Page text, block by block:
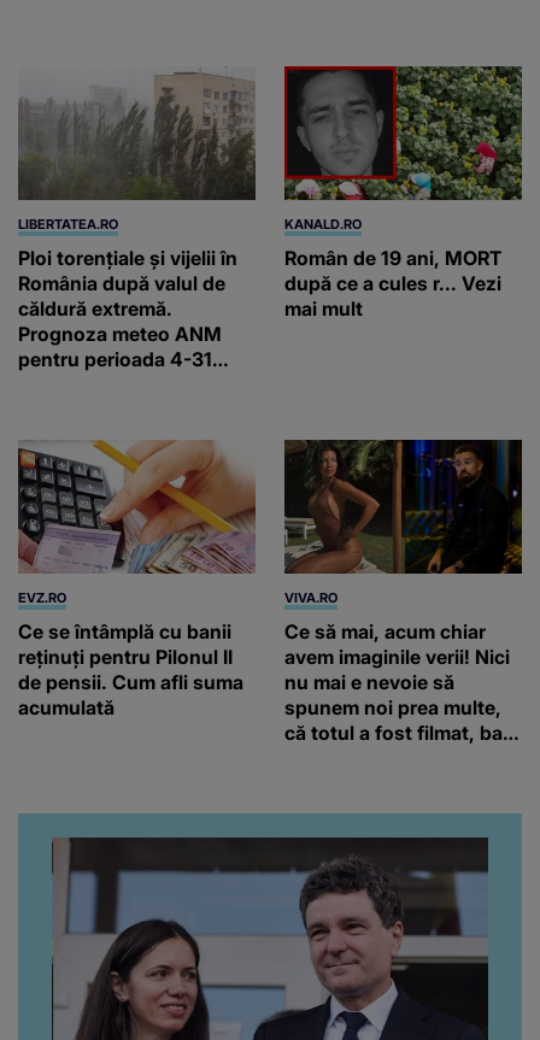
LIBERTATEA.RO
Ploi torențiale și vijelii în
România după valul de
căldură extremă.
Prognoza meteo ANM
pentru perioada 4-31
KANALD.RO
Român de 19 ani, MORT
după ce a cules r... Vezi
mai mult
EVZ.RO
Ce se întâmplă cu banii
reținuți pentru Pilonul II
de pensii. Cum afli suma
acumulată
VIVA.RO
Ce să mai, acum chiar
avem imaginile verii! Nici
nu mai e nevoie să
spunem noi prea multe,
că totul a fost filmat, ba
da, frumoasa iubită a lui
Florin Ristei e...